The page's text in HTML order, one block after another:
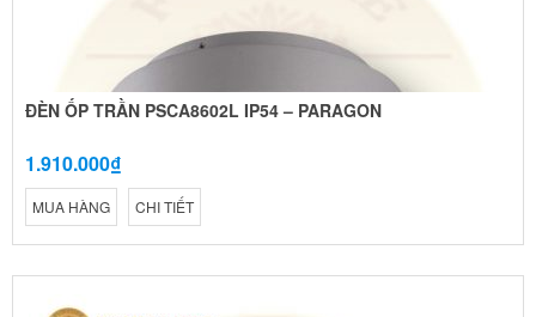
ĐÈN ỐP TRẦN PSCA8602L IP54 – PARAGON
1.910.000₫
MUA HÀNG CHI TIẾT